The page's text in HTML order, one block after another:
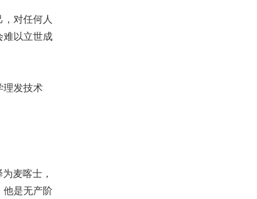
对任何人
难以立世成
理发技术
麦喀士，
他是无产阶